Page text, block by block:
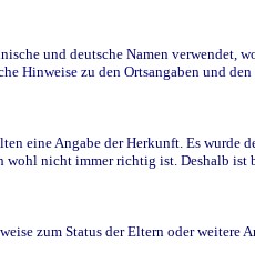
und deutsche Namen verwendet,
Hinweise zu den Ortsangaben und
eine Angabe der Herkunft. Es wurde
nicht immer richtig ist. Deshalb ist
zum Status der Eltern oder weitere